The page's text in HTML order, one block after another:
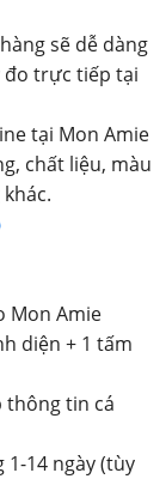
sẽ dễ dàng
đo trực tiếp tại
tại Mon Amie
chất liệu, màu
Mon Amie
diện + 1 tấm
thông tin cá
14 ngày (tùy